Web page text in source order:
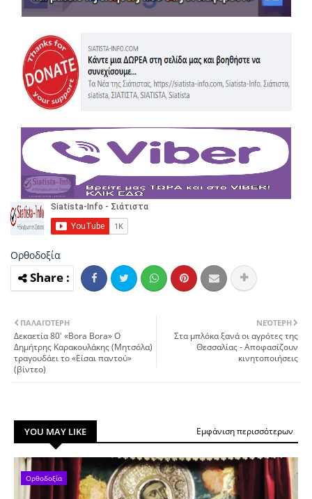
Ορθοδοξία
ΝΕΌΤΕΡΗ
Στα μπλόκα ξανά οι αγρότες της
Θεσσαλίας - Αποφασίζουν
κινητοποιήσεις
ΠΑΛΑΙΌΤΕΡΗ
Δεκαετία 80' «Bora Bora» O
Δημήτρης Καρακουλάκης (Μητσόλα)
τραγουδάει το «Είσαι παντού»
(βίντεο)
YOU MAY LIKE Εμφάνιση περισσότερων
Ορθοδοξία